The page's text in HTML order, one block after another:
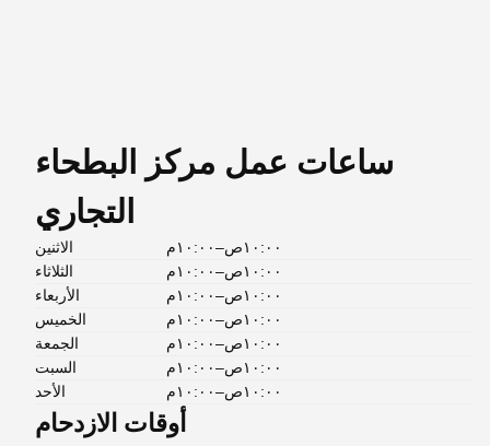
ساعات عمل مركز البطحاء
التجاري
الاثنين
١٠:٠٠ص–١٠:٠٠م
الثلاثاء
١٠:٠٠ص–١٠:٠٠م
الأربعاء
١٠:٠٠ص–١٠:٠٠م
الخميس
١٠:٠٠ص–١٠:٠٠م
الجمعة
١٠:٠٠ص–١٠:٠٠م
السبت
١٠:٠٠ص–١٠:٠٠م
الأحد
١٠:٠٠ص–١٠:٠٠م
أوقات الازدحام